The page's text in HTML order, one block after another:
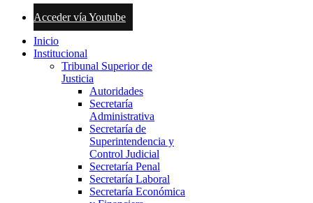
Acceder vía Youtube
Inicio
Institucional
Tribunal Superior de
Justicia
Autoridades
Secretaría
Administrativa
Secretaría de
Superintendencia y
Control Judicial
Secretaría Penal
Secretaría Laboral
Secretaría Económica